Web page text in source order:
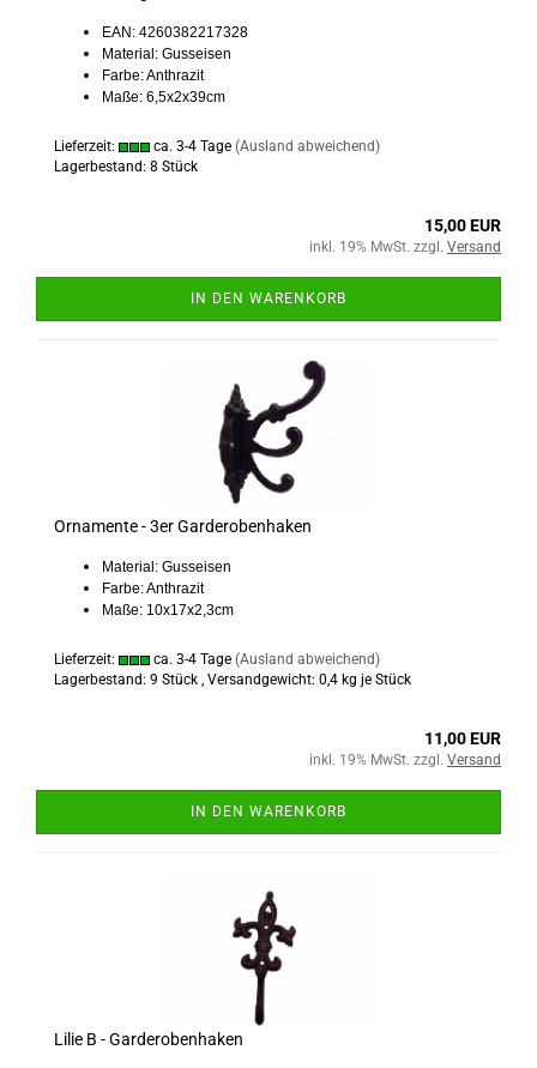
EAN: 4260382217328
Material: Gusseisen
Farbe: Anthrazit
Maße: 6,5x2x39cm
Lieferzeit: ca. 3-4 Tage (Ausland abweichend)
Lagerbestand: 8 Stück
15,00 EUR
inkl. 19% MwSt. zzgl. Versand
IN DEN WARENKORB
Ornamente - 3er Garderobenhaken
Material: Gusseisen
Farbe: Anthrazit
Maße: 10x17x2,3cm
Lieferzeit: ca. 3-4 Tage (Ausland abweichend)
Lagerbestand: 9 Stück , Versandgewicht: 0,4 kg je Stück
11,00 EUR
inkl. 19% MwSt. zzgl. Versand
IN DEN WARENKORB
Lilie B - Garderobenhaken